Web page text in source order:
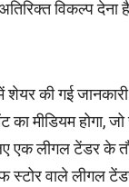
विकल्प देना
की गई
मीडियम होगा,
लीगल टेंडर के
स्टोर वाले लीगल